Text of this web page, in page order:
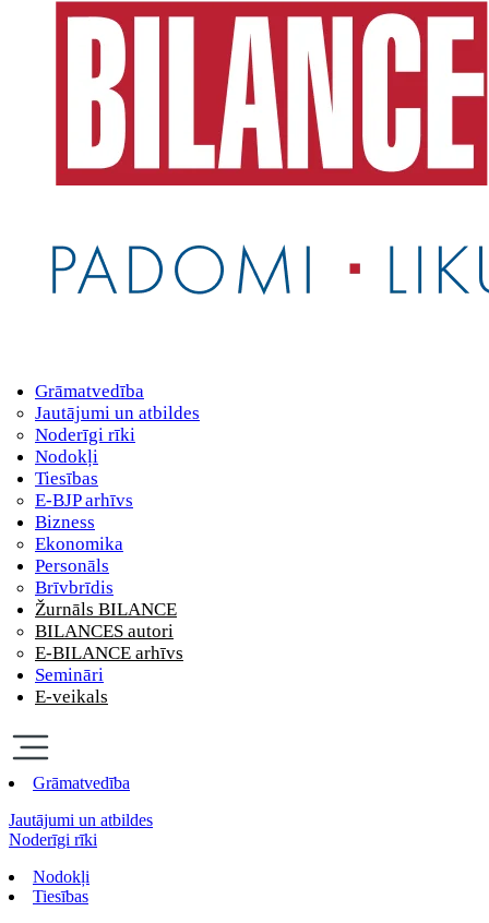
Grāmatvedība
Jautājumi un atbildes
Noderīgi rīki
Nodokļi
Tiesības
E-BJP arhīvs
Bizness
Ekonomika
Personāls
Brīvbrīdis
Žurnāls BILANCE
BILANCES autori
E-BILANCE arhīvs
Semināri
E-veikals
Grāmatvedība
Jautājumi un atbildes
Noderīgi rīki
Nodokļi
Tiesības